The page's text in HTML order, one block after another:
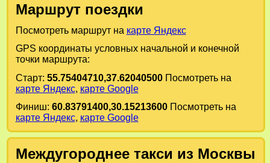
Маршрут поездки
Посмотреть маршрут на карте Яндекс
GPS координаты условных начальной и конечной
точки маршрута:
Старт: 55.75404710,37.62040500Посмотреть на
карте Яндекс, карте Google
Финиш: 60.83791400,30.15213600Посмотреть на
карте Яндекс, карте Google
Междугороднее такси из Москвы